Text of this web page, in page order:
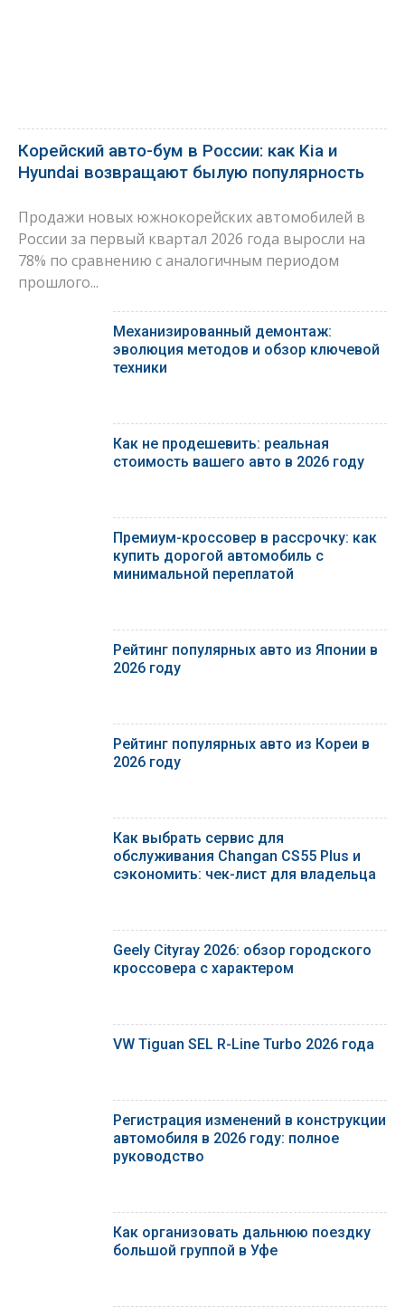
Корейский авто-бум в России: как Kia и
Hyundai возвращают былую популярность
Продажи новых южнокорейских автомобилей в
России за первый квартал 2026 года выросли на
78% по сравнению с аналогичным периодом
прошлого...
Механизированный демонтаж:
эволюция методов и обзор ключевой
техники
Как не продешевить: реальная
стоимость вашего авто в 2026 году
Премиум-кроссовер в рассрочку: как
купить дорогой автомобиль с
минимальной переплатой
Рейтинг популярных авто из Японии в
2026 году
Рейтинг популярных авто из Кореи в
2026 году
Как выбрать сервис для
обслуживания Changan CS55 Plus и
сэкономить: чек-лист для владельца
Geely Cityray 2026: обзор городского
кроссовера с характером
VW Tiguan SEL R-Line Turbo 2026 года
Регистрация изменений в конструкции
автомобиля в 2026 году: полное
руководство
Как организовать дальнюю поездку
большой группой в Уфе